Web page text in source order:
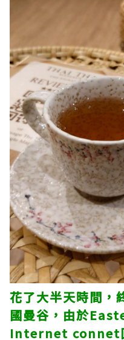
花了大半天時間，
國曼谷，由於
Internet connet